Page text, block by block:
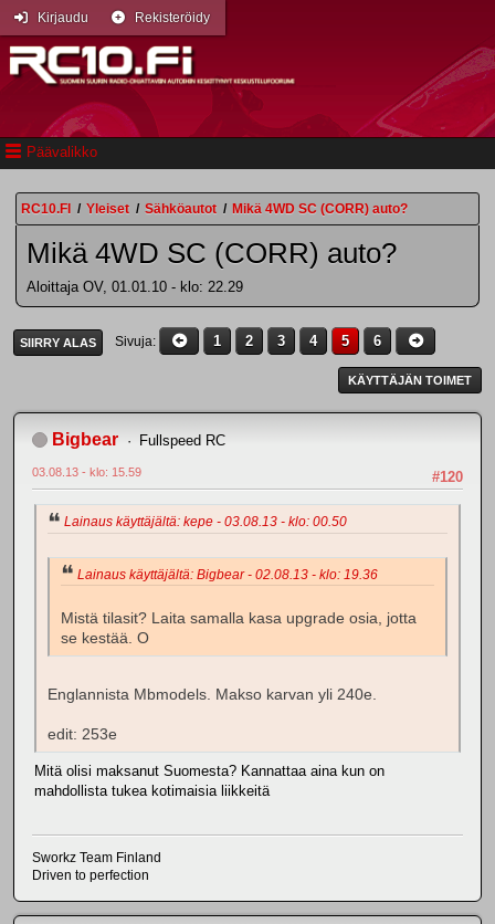
Päävalikko
Kirjaudu Rekisteröidy
RC10.FI / Yleiset / Sähköautot / Mikä 4WD SC (CORR) auto?
Mikä 4WD SC (CORR) auto?
Aloittaja OV, 01.01.10 - klo: 22.29
SIIRRY ALAS Sivuja 1 2 3 4 5 6
KÄYTTÄJÄN TOIMET
Bigbear Fullspeed RC
#120
03.08.13 - klo: 15.59
Lainaus käyttäjältä: kepe - 03.08.13 - klo: 00.50
Lainaus käyttäjältä: Bigbear - 02.08.13 - klo: 19.36
Mistä tilasit? Laita samalla kasa upgrade osia, jotta
se kestää. O
Englannista Mbmodels. Makso karvan yli 240e.
edit: 253e
Mitä olisi maksanut Suomesta? Kannattaa aina kun on
mahdollista tukea kotimaisia liikkeitä
Sworkz Team Finland
Driven to perfection